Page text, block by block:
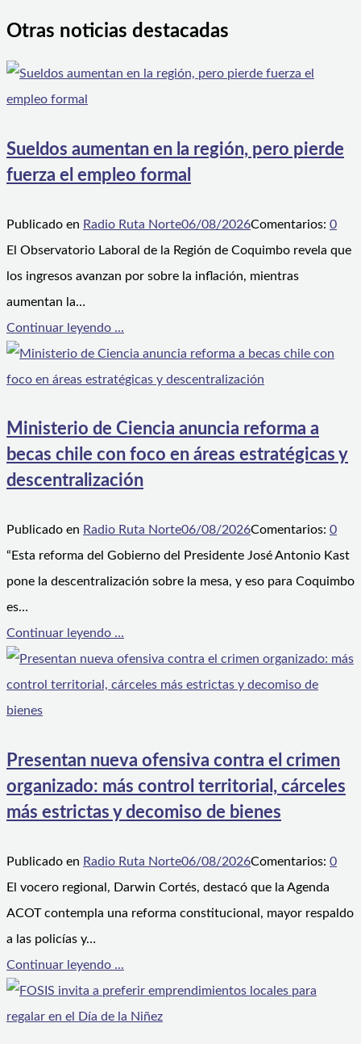
Otras noticias destacadas
Sueldos aumentan en la región, pero pierde
fuerza el empleo formal
Publicado en Radio Ruta Norte06/08/2026Comentarios: 0
El Observatorio Laboral de la Región de Coquimbo revela que
los ingresos avanzan por sobre la inflación, mientras
aumentan la…
Continuar leyendo ...
Ministerio de Ciencia anuncia reforma a
becas chile con foco en áreas estratégicas y
descentralización
Publicado en Radio Ruta Norte06/08/2026Comentarios: 0
“Esta reforma del Gobierno del Presidente José Antonio Kast
pone la descentralización sobre la mesa, y eso para Coquimbo
es…
Continuar leyendo ...
Presentan nueva ofensiva contra el crimen
organizado: más control territorial, cárceles
más estrictas y decomiso de bienes
Publicado en Radio Ruta Norte06/08/2026Comentarios: 0
El vocero regional, Darwin Cortés, destacó que la Agenda
ACOT contempla una reforma constitucional, mayor respaldo
a las policías y…
Continuar leyendo ...